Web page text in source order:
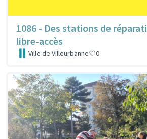
1086 - Des stations de
libre-accès
Ville de Villeurbanne 0